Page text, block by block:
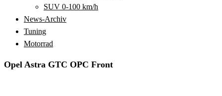
SUV 0-100 km/h
News-Archiv
Tuning
Motorrad
Opel Astra GTC OPC Front